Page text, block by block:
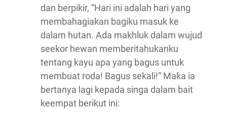
dan berpikir, “Hari ini adalah hari yang
membahagiakan bagiku masuk ke
dalam hutan. Ada makhluk dalam wujud
seekor hewan memberitahukanku
tentang kayu apa yang bagus untuk
membuat roda! Bagus sekali!” Maka ia
bertanya lagi kepada singa dalam bait
keempat berikut ini: